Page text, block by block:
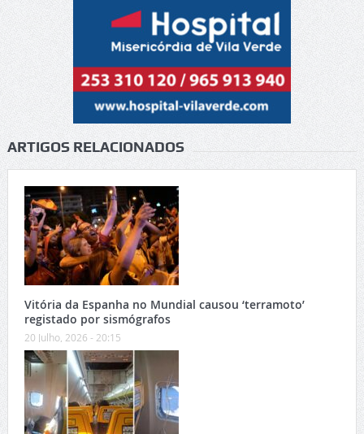
ARTIGOS RELACIONADOS
Vitória da Espanha no Mundial causou ‘terramoto’
registado por sismógrafos
20 Julho, 2026 - 20:15